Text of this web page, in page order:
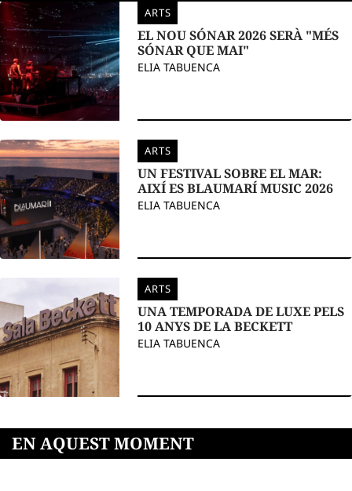
ARTS
EL NOU SÓNAR 2026 SERÀ "MÉS
SÓNAR QUE MAI"
ELIA TABUENCA
ARTS
UN FESTIVAL SOBRE EL MAR:
AIXÍ ES BLAUMARÍ MUSIC 2026
ELIA TABUENCA
ARTS
UNA TEMPORADA DE LUXE PELS
10 ANYS DE LA BECKETT
ELIA TABUENCA
EN AQUEST MOMENT